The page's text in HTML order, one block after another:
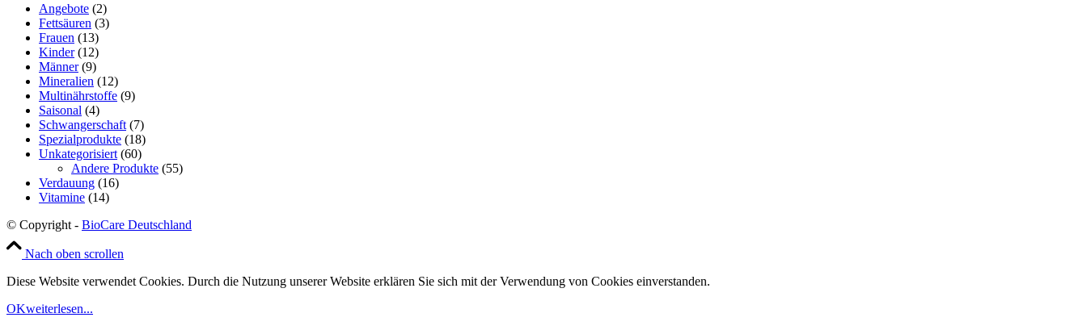
Angebote (2)
Fettsäuren (3)
Frauen (13)
Kinder (12)
Männer (9)
Mineralien (12)
Multinährstoffe (9)
Saisonal (4)
Schwangerschaft (7)
Spezialprodukte (18)
Unkategorisiert (60)
Andere Produkte (55)
Verdauung (16)
Vitamine (14)
© Copyright - BioCare Deutschland
Nach oben scrollen
Diese Website verwendet Cookies. Durch die Nutzung unserer Website erklären Sie sich mit der Verwendung von Cookies einverstanden.
OKweiterlesen...